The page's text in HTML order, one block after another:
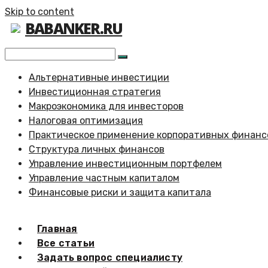
Skip to content
BABANKER.RU
Альтернативные инвестиции
Инвестиционная стратегия
Макроэкономика для инвесторов
Налоговая оптимизация
Практическое применение корпоративных
Структура личных финансов
Управление инвестиционным портфелем
Управление частным капиталом
Финансовые риски и защита капитала
Главная
Все статьи
Задать вопрос специалисту